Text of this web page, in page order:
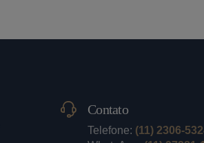
Contato
Telefone: (11) 2306-